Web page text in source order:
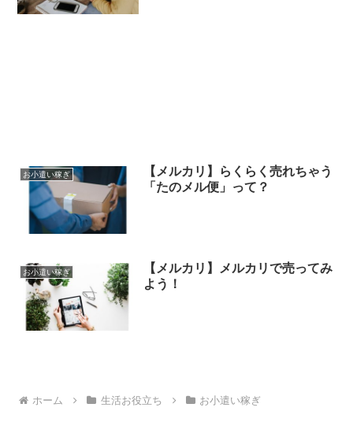
お小遣い稼ぎ
【メルカリ】らくらく売れちゃう
「たのメル便」って？
お小遣い稼ぎ
【メルカリ】メルカリで売ってみ
よう！
ホーム 生活お役立ち お小遣い稼ぎ